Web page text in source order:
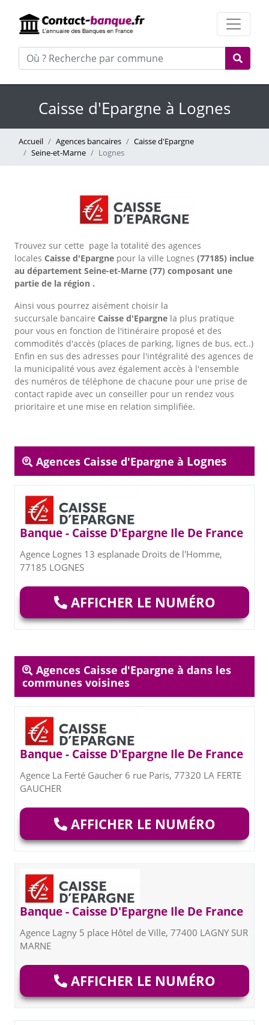
Caisse d'Epargne à Lognes
Accueil Agences bancaires
Caisse d'Epargne
Seine-et-Marne
Lognes
Trouvez sur cette page la totalité des agences
locales Caisse d'Epargne pour la ville Lognes (77185) inclue
au département Seine-et-Marne (77) composant une
partie de la région .
Ainsi vous pourrez aisément choisir la
succursale bancaire Caisse d'Epargne la plus pratique
pour vous en fonction de l'itinéraire proposé et des
commodités d'accès (places de parking, lignes de bus, ect..)
Enfin en sus des adresses pour l'intégralité des agences de
la municipalité vous avez également accès à l'ensemble
des numéros de téléphone de chacune pour une prise de
contact rapide avec un conseiller pour un rendez vous
prioritaire et une mise en relation simplifiée.
Agences Caisse d'Epargne à Lognes
Banque - Caisse D'Epargne Ile De France
Agence Lognes 13 esplanade Droits de l'Homme,
77185 LOGNES
AFFICHER LE NUMÉRO
Agences Caisse d'Epargne à dans les
communes voisines
Banque - Caisse D'Epargne Ile De France
Agence La Ferté Gaucher 6 rue Paris, 77320 LA FERTE
GAUCHER
AFFICHER LE NUMÉRO
Banque - Caisse D'Epargne Ile De France
Agence Lagny 5 place Hôtel de Ville, 77400 LAGNY SUR
MARNE
AFFICHER LE NUMÉRO